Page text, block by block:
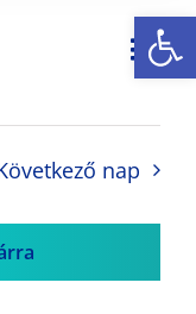
Nap
nap